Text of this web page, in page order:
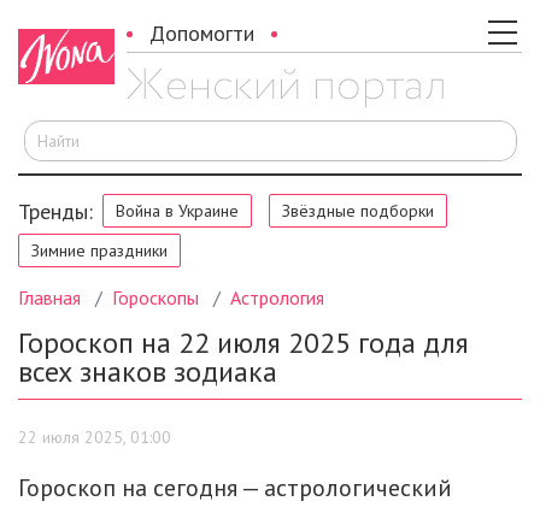
Допомогти
Тренды: Война в Украине
Звёздные подборки
Зимние праздники
Главная Гороскопы Астрология
Гороскоп на 22 июля 2025 года для
всех знаков зодиака
22 июля 2025, 01:00
Гороскоп на сегодня — астрологический